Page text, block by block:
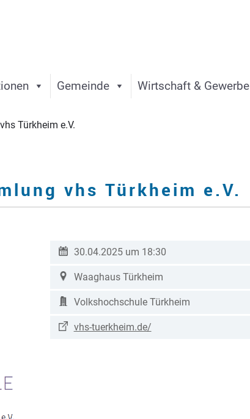
Gemeinde Wirtschaft & Gewerbe
Türkheim e.V.
vhs Türkheim e.V.
30.04.2025 um 18:30
Waaghaus Türkheim
Volkshochschule Türkheim
vhs-tuerkheim.de/